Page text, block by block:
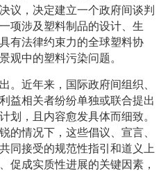
议，决定建立一个政府间谈判
项涉及塑料制品的设计、生
有法律约束力的全球塑料协
观中的塑料污染问题。
。近年来，国际政府间组织、
益相关者纷纷单独或联合提出
划，且内容愈发具体而细致。
的情况下，这些倡议、宣言、
同接受的规范性指引和道义上
促成实质性进展的关键因素，